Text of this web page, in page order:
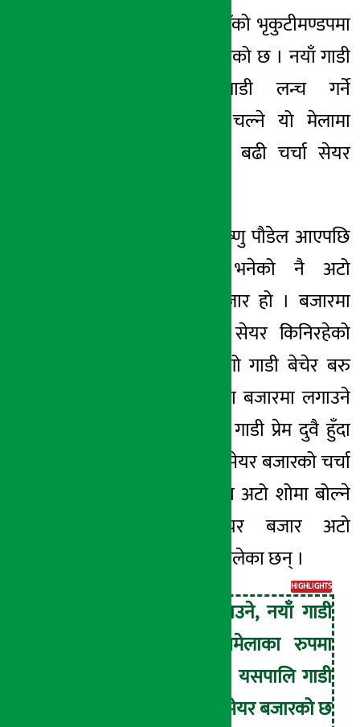
काठमाडौँ । काठमाडौँको भृकुटीमण्डपमा
नाडा अटो शो सुरु भएको छ । नयाँ गाडी
भित्र्याउने, नयाँ गाडी लन्च गर्ने
कुम्भमेलाका रुपमा चल्ने यो मेलामा
यसपालि गाडी भन्दा बढी चर्चा सेयर
हुन त अर्थमन्त्रीमा विष्णु पौडेल आएपछि
चलायमान भएको भनेको नै अटो
व्यवसाय र सेयर बजार हो । बजारमा
सेयर किनिरहेको
तथ्य एकातिर र महँगो गाडी बेचेर बरु
सस्तो चढ्ने अनि पैसा बजारमा लगाउने
अर्को वर्गको बजार र गाडी प्रेम दुवै हुँदा
सेयर बजारको चर्चा
बढेको छ । र त नाडा अटो शोमाबोल्ने
सेयर बजार अटो
व्यवसायलाई जोडेर बोलेका छन् ।
HIGHLIGHTS
नयाँ गाडी भित्र्याउने, नयाँ गाडी
लन्च गर्ने कुम्भमेलाका रुपमा
चल्ने यो मेलामा यसपालि गाडी
भन्दा बढी चर्चा सेयर बजारको छ